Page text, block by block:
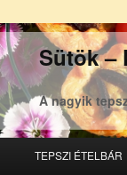
Sütök –
A nagyik
Tovább
Tovább
TEPSZI ÉTELBÁR